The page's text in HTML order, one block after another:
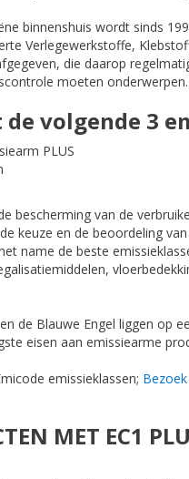
binnenshuis wordt sinds
Verlegewerkstoffe,
die daarop
moeten onderwerpen.
de volgende 3
PLUS
bescherming van de
keuze en de beoordeling
name de beste
de Blauwe Engel liggen op
eisen aan emissiearme
emissieklassen;
MET EC1